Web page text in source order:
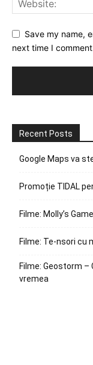
Save my name,
next time I
Recent Posts
Google Maps va
Promoție TIDAL
Filme: Molly’s
Filme: Te-nsori cu
Filme: Geostorm
vremea